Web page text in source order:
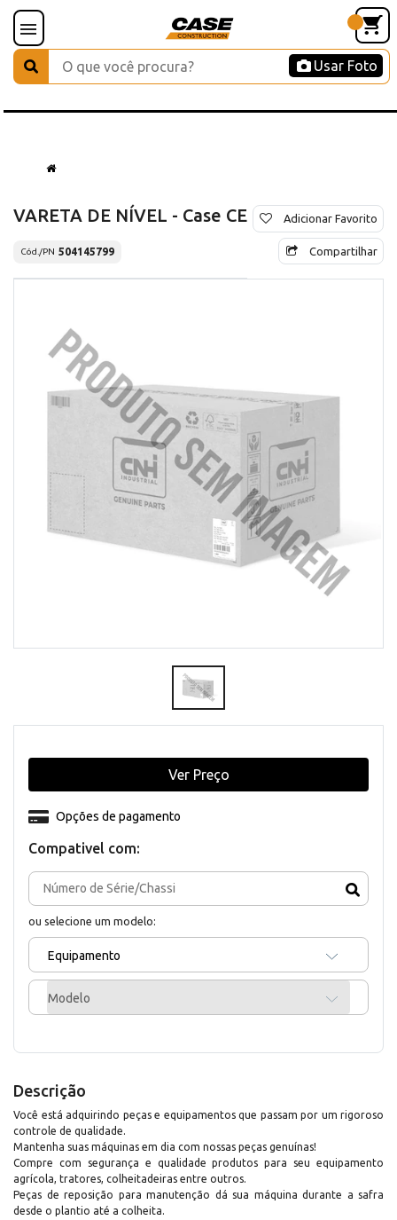
Usar Foto
VARETA DE NÍVEL - Case CE
Cód./PN 504145799
Adicionar Favorito
Compartilhar
Compativel com:
ou selecione um modelo:
Equipamento
Modelo
Opções de pagamento
Ver Preço
Descrição
Você está adquirindo peças e equipamentos que passam por um rigoroso
controle de qualidade.
Mantenha suas máquinas em dia com nossas peças genuínas!
Compre com segurança e qualidade produtos para seu equipamento
agrícola, tratores, colheitadeiras entre outros.
Peças de reposição para manutenção dá sua máquina durante a safra
desde o plantio até a colheita.